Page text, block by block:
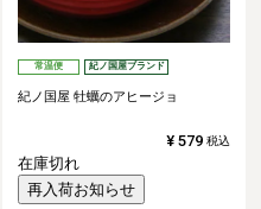
常温便 紀ノ国屋ブランド
紀ノ国屋 牡蠣のアヒージョ
¥ 579 税込
在庫切れ
再入荷お知らせ